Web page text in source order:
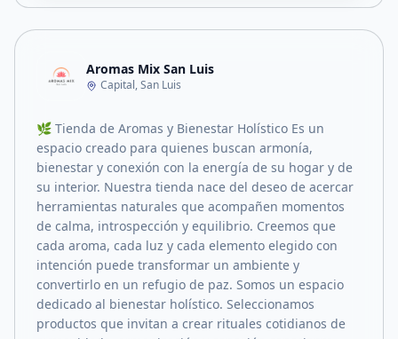
Aromas Mix San Luis
Capital, San Luis
🌿 Tienda de Aromas y Bienestar Holístico Es un
espacio creado para quienes buscan armonía,
bienestar y conexión con la energía de su hogar y de
su interior. Nuestra tienda nace del deseo de acercar
herramientas naturales que acompañen momentos
de calma, introspección y equilibrio. Creemos que
cada aroma, cada luz y cada elemento elegido con
intención puede transformar un ambiente y
convertirlo en un refugio de paz. Somos un espacio
dedicado al bienestar holístico. Seleccionamos
productos que invitan a crear rituales cotidianos de